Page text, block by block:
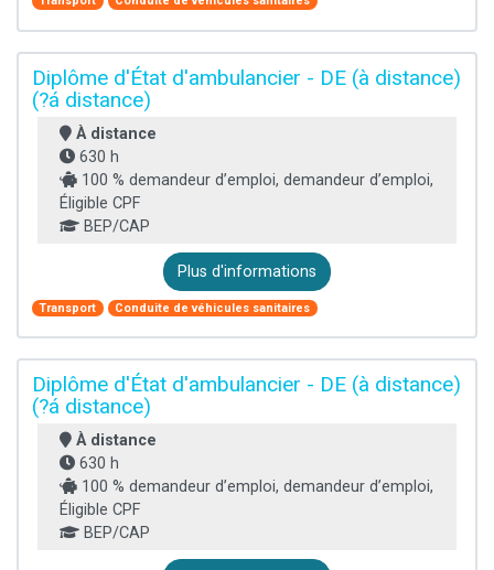
Diplôme d'État d'ambulancier - DE (à distance)
(?á distance)
À distance
630 h
100 % demandeur d’emploi, demandeur d’emploi,
Éligible CPF
BEP/CAP
Plus d'informations
Transport Conduite de véhicules sanitaires
Diplôme d'État d'ambulancier - DE (à distance)
(?á distance)
À distance
630 h
100 % demandeur d’emploi, demandeur d’emploi,
Éligible CPF
BEP/CAP